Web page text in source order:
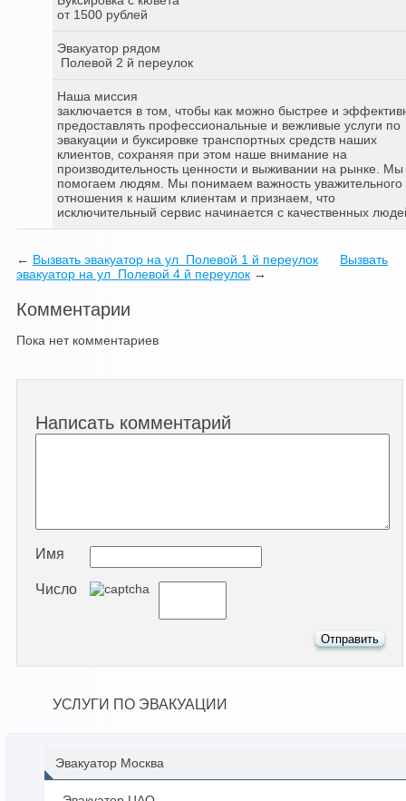
от 1500 рублей
Эвакуатор рядом
Полевой 2 й переулок
Наша миссия
заключается в том, чтобы как можно быстрее и
предоставлять профессиональные и вежливые услуги по
эвакуации и буксировке транспортных средств наших
клиентов, сохраняя при этом наше внимание на
производительность ценности и выживании на рынке. Мы
помогаем людям. Мы понимаем важность уважительного
отношения к нашим клиентам и признаем, что
исключительный сервис начинается с качественных
← Вызвать эвакуатор на ул Полевой 1 й переулок
Вызвать
эвакуатор на ул Полевой 4 й переулок →
Комментарии
Пока нет комментариев
Написать комментарий
Имя
Число
УСЛУГИ ПО ЭВАКУАЦИИ
Эвакуатор Москва